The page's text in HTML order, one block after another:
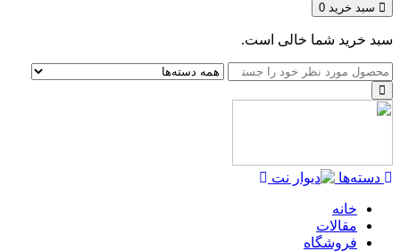
سبد خرید 0
سبد خرید شما خالی است.
دسته‌ها
خانه
مقالات
فروشگاه